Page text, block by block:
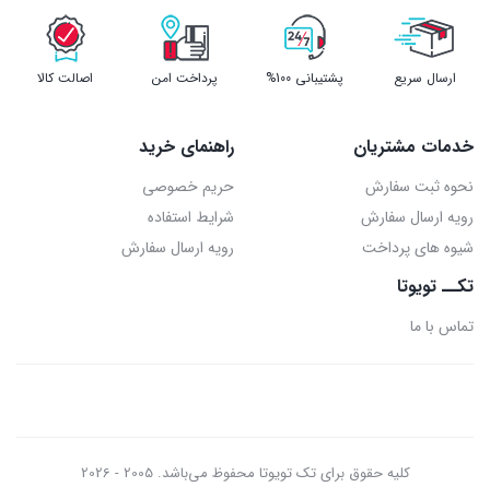
ارسال سریع پشتیبانی 100% پرداخت امن اصالت کالا
خدمات مشتریان
نحوه ثبت سفارش
رویه ارسال سفارش
شیوه های پرداخت
راهنمای خرید
حریم خصوصی
شرایط استفاده
رویه ارسال سفارش
تکــ تویوتا
تماس با ما
کلیه حقوق برای تک تویوتا محفوظ می‌باشد. 2005 - 2026